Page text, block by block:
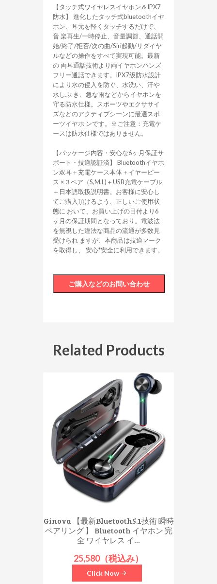
【タッチ式ワイヤレスイヤホン＆IPX7
防水】 進化したタッチ式bluetoothイヤ
ホン、耳元を軽くタッチするだけで、
音 楽再生/一時停止、音量調節、通話開
始/終了/拒否/次の曲/Siri起動/リダイヤ
ルなどの操作をすべて実現可能。最新
の 両耳通話技術より両イヤホンハンズ
フリー通話できます。IPX7级防水設計
により水の侵入を防ぐ、水洗い、汗や
水しぶ き、急な雨などからイヤホンを
守る防水仕様。スポーツやエクササイ
ズなどのアクティブシーンに最適スポ
ーツイヤホ ンです。※ご注意：充電ケ
ースは防水仕様ではありません。
【パッケージ内容・安心な6ヶ月保証サ
ポート・技適認証済】 Bluetoothイヤホ
ン双耳＋充電ケース本体＋イヤーピー
ス ×３ペア（S,M,L)＋USB充電ケーブル
＋日本語取扱説明書。お客様に安心し
てご購入頂けるよう、正しいご使用状
態に おいて、お買い上げの日付より6
ヶ月の保証期間となっており。電波法
を無視した違法な商品の流通が多数見
受けられ ますが、本商品は技適マーク
を取得し、 安心*安全に利用できます。
Related Products
Ginova 【最新Bluetooth5.1技術 瞬時
ペアリング 】 Bluetooth イヤホン 完
全 ワイヤレス イ...
25,580（税込み）
Click Now